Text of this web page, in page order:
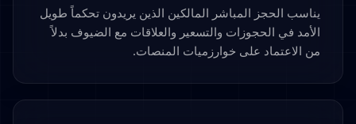
يناسب الحجز المباشر المالكين الذين يريدون تحكماً طويل
الأمد في الحجوزات والتسعير والعلاقات مع الضيوف بدلاً
من الاعتماد على خوارزميات المنصات.